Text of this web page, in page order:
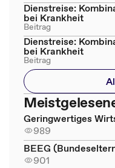
Dienstreise:
bei Krankheit
Beitrag
Dienstreise:
bei Krankheit
Beitrag
Geringwertiges
989
BEEG
901